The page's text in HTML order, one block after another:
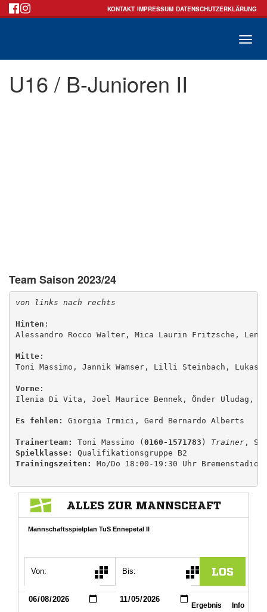
KONTAKT IMPRESSUM DATENSCHUTZERKLÄRUNG
U16 / B-Junioren II
Team Saison 2023/24
Hinten :
Alessandro Rocco Walter, Mica Laurin Fritzsche,
Mitte:
Vorne:
Ilenia Di Vita, Joel Maurice Bennek, Önder Uludag,
Es fehlen: Giorgia Irmici, Gerd Bernardo Alberts
Trainerteam: Toni Massimo ( 0160-1571783 ) Trainer,
Spielklasse:
Trainingszeiten:
Mo/Do 18:00-19:30 Uhr